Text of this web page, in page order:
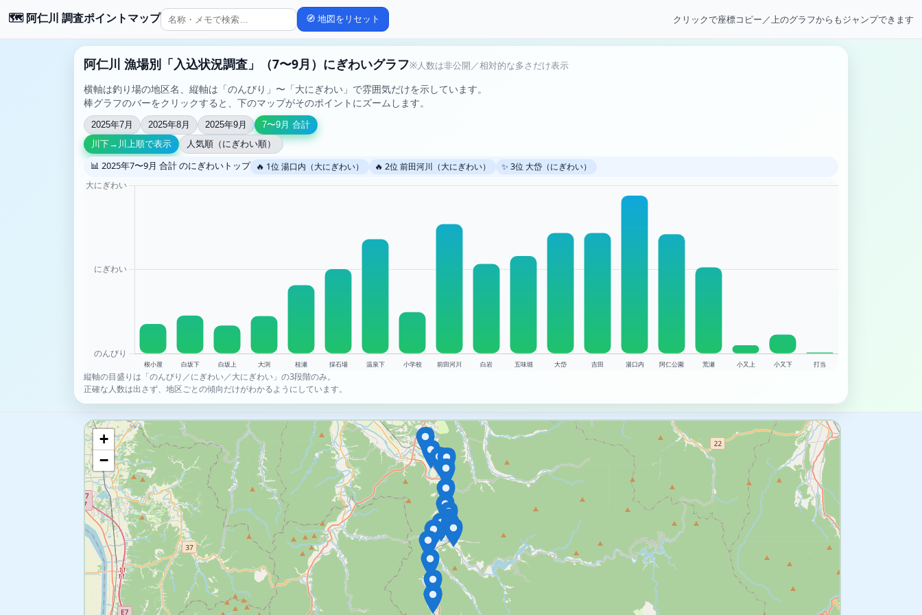
🗺️ 阿仁川 調査ポイントマップ 🧭 地図をリセット クリックで座標コピー／上のグラフからもジャンプできます
阿仁川 漁場別「入込状況調査」（7〜9月）にぎわいグラフ※人数は非公開／相対的な多さだけ表示
横軸は釣り場の地区名、縦軸は「のんびり」〜「大にぎわい」で雰囲気だけを示しています。
棒グラフのバーをクリックすると、下のマップがそのポイントにズームします。
2025年7月 2025年8月 2025年9月
7〜9月 合計
川下→川上順で表示
人気順（にぎわい順）
📊 2025年7〜9月 合計 のにぎわいトップ 🔥 1位 湯口内（大にぎわい） 🔥 2位 前田河川（大にぎわい） ✨ 3位 大岱（にぎわい）
縦軸の目盛りは「のんびり／にぎわい／大にぎわい」の3段階のみ。
正確な人数は出さず、地区ごとの傾向だけがわかるようにしています。
+
−